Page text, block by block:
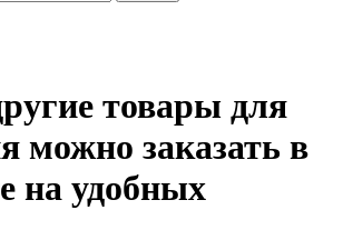
товары для
можно заказать в
на удобных